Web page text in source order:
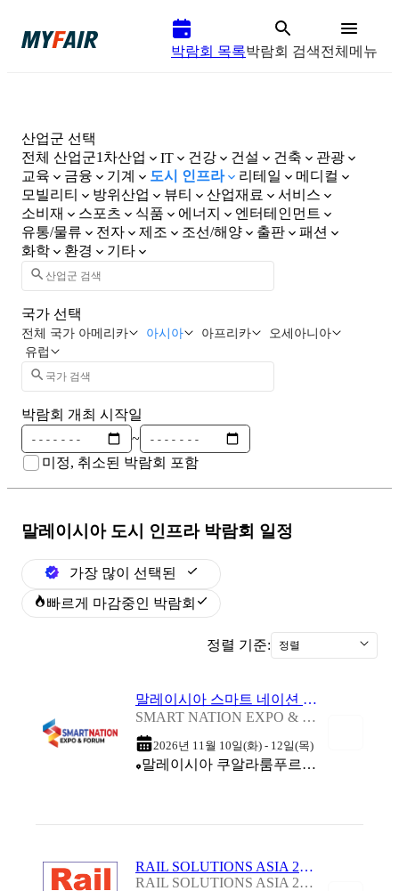
박람회 목록박람회 검색전체메뉴
산업군 선택
전체 산업군1차산업 IT 건강 건설 건축
관광
교육
금융 기계 도시 인프라 리테일
메디컬
모빌리티
방위산업 뷰티 산업재료
서비스
소비재
스포츠 식품 에너지
엔터테인먼트
유통/물류
전자 제조 조선/해양 출판
패션
화학
환경 기타
국가 선택
전체 국가 아메리카 아시아 아프리카
오세아니아
유럽
박람회 개최 시작일
~
미정, 취소된 박람회 포함
말레이시아 도시 인프라박람회 일정
가장 많이 선택된
빠르게 마감중인 박람회
정렬 기준: 정렬
말레이시아 스마트 네이션 엑스포 & 포럼 2026
SMART NATION EXPO & FORUM 2026
2026년 11월 10일(화) - 12일(목)
말레이시아 쿠알라룸푸르 (Malaysia International Trade & Exhibition Centre (MITEC))
RAIL SOLUTIONS ASIA 2027
RAIL SOLUTIONS ASIA 2027